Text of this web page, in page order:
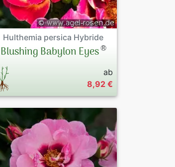
Hulthemia persica Hybride
Blushing Babylon Eyes®
ab
8,92 €